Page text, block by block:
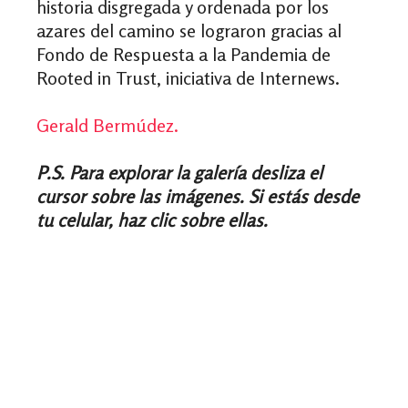
historia disgregada y ordenada por los
azares del camino se lograron gracias al
Fondo de Respuesta a la Pandemia de
Rooted in Trust, iniciativa de Internews.
Gerald Bermúdez.
P.S. Para explorar la galería desliza el
cursor sobre las imágenes. Si estás desde
tu celular, haz clic sobre ellas.